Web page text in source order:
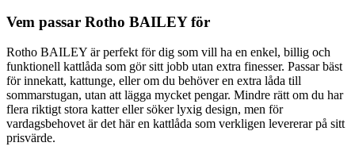
Vem passar Rotho BAILEY för
Rotho BAILEY är perfekt för dig som vill ha en enkel, billig och
funktionell kattlåda som gör sitt jobb utan extra finesser. Passar bäst
för innekatt, kattunge, eller om du behöver en extra låda till
sommarstugan, utan att lägga mycket pengar. Mindre rätt om du har
flera riktigt stora katter eller söker lyxig design, men för
vardagsbehovet är det här en kattlåda som verkligen levererar på sitt
prisvärde.